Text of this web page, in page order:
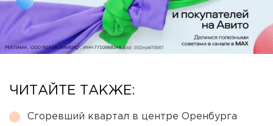
ЧИТАЙТЕ ТАКЖЕ:
Сгоревший квартал в центре Оренбурга